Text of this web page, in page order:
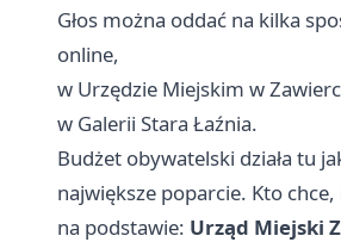
Głos można oddać na kilka
online,
w Urzędzie Miejskim w
w Galerii Stara Łaźnia.
Budżet obywatelski działa tu
największe poparcie. Kto
na podstawie: Urząd Miejski